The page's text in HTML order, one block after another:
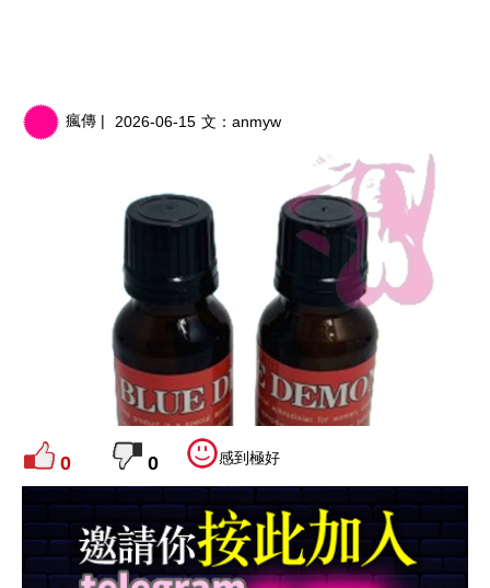
瘋傳 | 2026-06-15 文： anmyw
0 0 感到極好